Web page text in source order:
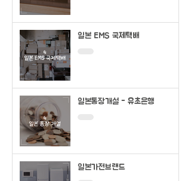
일본 EMS 국제택배
일본통장개설 - 유초은행
일본가전브랜드